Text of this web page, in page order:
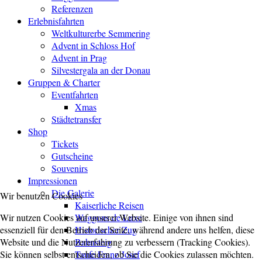
Referenzen
Erlebnisfahrten
Weltkulturerbe Semmering
Advent in Schloss Hof
Advent in Prag
Silvestergala an der Donau
Gruppen & Charter
Eventfahrten
Xmas
Städtetransfer
Shop
Tickets
Gutscheine
Souvenirs
Impressionen
Die Galerie
Kaiserliche Reisen
Waggons de Luxe
Historischer Zug
Bahnsteig
Taufe Franz Josef
Wir benutzen Cookies
Wir nutzen Cookies auf unserer Website. Einige von ihnen sind
essenziell für den Betrieb der Seite, während andere uns helfen, diese
Website und die Nutzererfahrung zu verbessern (Tracking Cookies).
Sie können selbst entscheiden, ob Sie die Cookies zulassen möchten.